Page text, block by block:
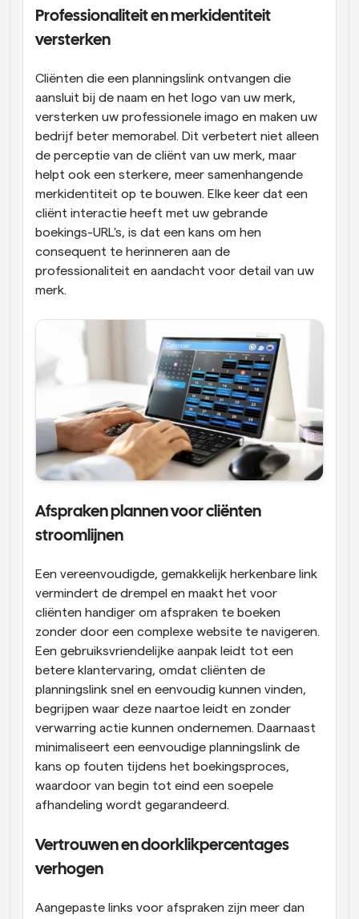
Professionaliteit en merkidentiteit
versterken
Cliënten die een planningslink ontvangen die
aansluit bij de naam en het logo van uw merk,
versterken uw professionele imago en maken uw
bedrijf beter memorabel. Dit verbetert niet alleen
de perceptie van de cliënt van uw merk, maar
helpt ook een sterkere, meer samenhangende
merkidentiteit op te bouwen. Elke keer dat een
cliënt interactie heeft met uw gebrande
boekings-URL's, is dat een kans om hen
consequent te herinneren aan de
professionaliteit en aandacht voor detail van uw
merk.
Afspraken plannen voor cliënten
stroomlijnen
Een vereenvoudigde, gemakkelijk herkenbare link
vermindert de drempel en maakt het voor
cliënten handiger om afspraken te boeken
zonder door een complexe website te navigeren.
Een gebruiksvriendelijke aanpak leidt tot een
betere klantervaring, omdat cliënten de
planningslink snel en eenvoudig kunnen vinden,
begrijpen waar deze naartoe leidt en zonder
verwarring actie kunnen ondernemen. Daarnaast
minimaliseert een eenvoudige planningslink de
kans op fouten tijdens het boekingsproces,
waardoor van begin tot eind een soepele
afhandeling wordt gegarandeerd.
Vertrouwen en doorklikpercentages
verhogen
Aangepaste links voor afspraken zijn meer dan